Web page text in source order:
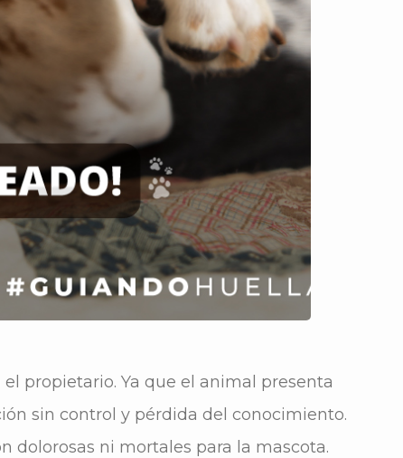
propietario. Ya que el animal presenta
sin control y pérdida del conocimiento.
dolorosas ni mortales para la mascota.